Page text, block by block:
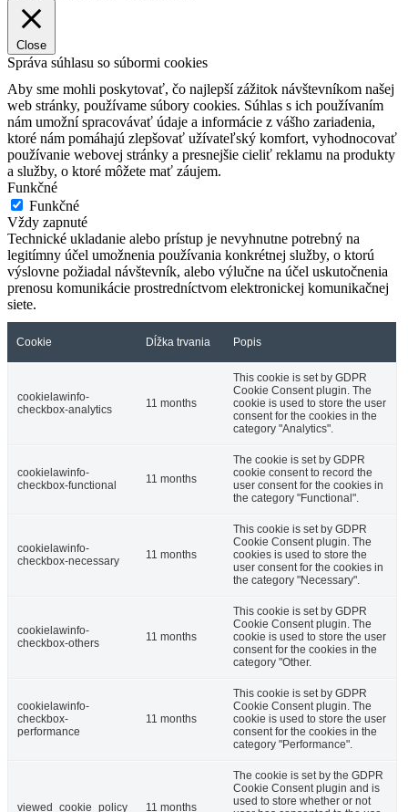
Close
Správa súhlasu so súbormi cookies
Aby sme mohli poskytovať, čo najlepší zážitok návštevníkom našej
web stránky, používame súbory cookies. Súhlas s ich používaním
nám umožní spracovávať údaje a informácie z vášho zariadenia,
ktoré nám pomáhajú zlepšovať užívateľský komfort, vyhodnocovať
používanie webovej stránky a presnejšie cieliť reklamu na produkty
a služby, o ktoré môžete mať záujem.
Funkčné
Funkčné
Vždy zapnuté
Technické ukladanie alebo prístup je nevyhnutne potrebný na
legitímny účel umožnenia používania konkrétnej služby, o ktorú
výslovne požiadal návštevník, alebo výlučne na účel uskutočnenia
prenosu komunikácie prostredníctvom elektronickej komunikačnej
siete.
Cookie Dĺžka trvania Popis
cookielawinfo-
checkbox-analytics
11 months
This cookie is set by GDPR
Cookie Consent plugin. The
cookie is used to store the user
consent for the cookies in the
category "Analytics".
cookielawinfo-
checkbox-functional
11 months
The cookie is set by GDPR
cookie consent to record the
user consent for the cookies in
the category "Functional".
cookielawinfo-
checkbox-necessary
11 months
This cookie is set by GDPR
Cookie Consent plugin. The
cookies is used to store the
user consent for the cookies in
the category "Necessary".
cookielawinfo-
checkbox-others
11 months
This cookie is set by GDPR
Cookie Consent plugin. The
cookie is used to store the user
consent for the cookies in the
category "Other.
cookielawinfo-
checkbox-
performance
11 months
This cookie is set by GDPR
Cookie Consent plugin. The
cookie is used to store the user
consent for the cookies in the
category "Performance".
viewed_cookie_policy 11 months
The cookie is set by the GDPR
Cookie Consent plugin and is
used to store whether or not